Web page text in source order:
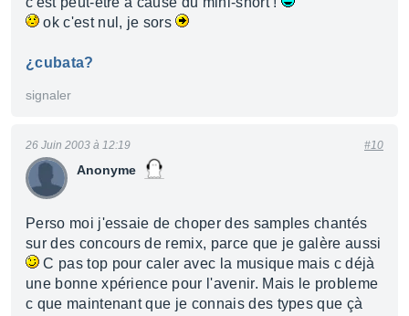
ok c'est nul, je sors
¿cubata?
signaler
Anonyme
26 Juin 2003 à 12:19 #10
Perso moi j'essaie de choper des samples chantés
sur des concours de remix, parce que je galère aussi
C pas top pour caler avec la musique mais c déjà
une bonne xpérience pour l'avenir. Mais le probleme
c que maintenant que je connais des types que çà